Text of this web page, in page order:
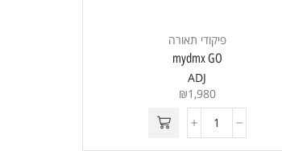
פיקודי תאורה
mydmx GO
ADJ
₪1,980